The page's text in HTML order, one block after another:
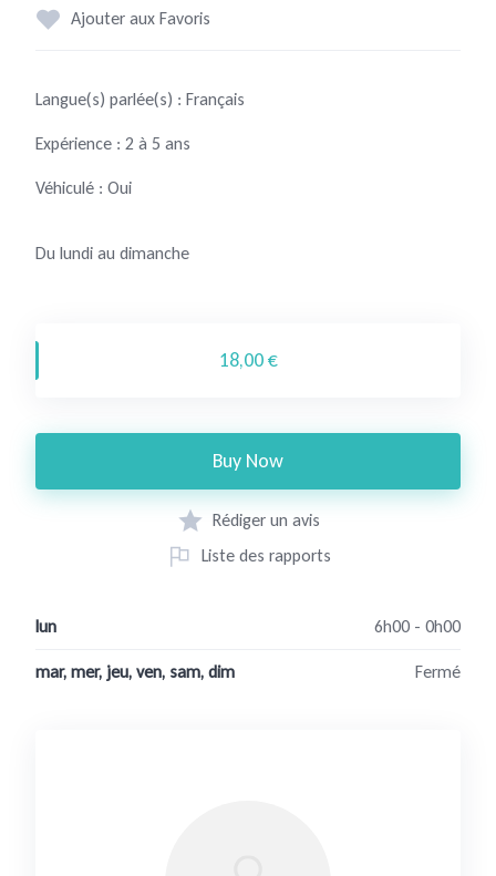
Ajouter aux Favoris
Langue(s) parlée(s) : Français
Expérience : 2 à 5 ans
Véhiculé : Oui
Du lundi au dimanche
18,00 €
Buy Now
Rédiger un avis
Liste des rapports
lun 6h00 - 0h00
mar, mer, jeu, ven, sam, dim Fermé